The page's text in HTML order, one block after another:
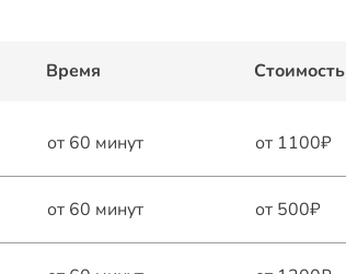
Время Стоимость
от 60 минут от 1100₽
от 60 минут от 500₽